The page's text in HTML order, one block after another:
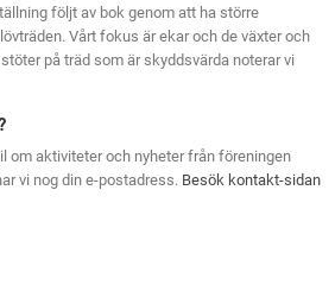
följt av bok genom att ha större
Vårt fokus är ekar och de växter och
på träd som är skyddsvärda noterar vi
om aktiviteter och nyheter från föreningen
vi nog din e-postadress. Besök kontakt-sidan